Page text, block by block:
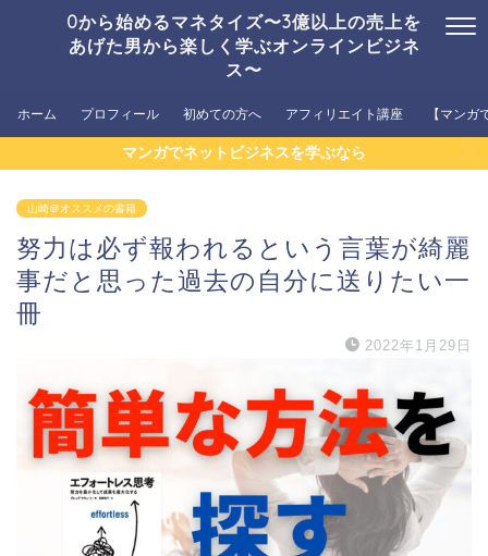
0から始めるマネタイズ〜3億以上の売上を
あげた男から楽しく学ぶオンラインビジネ
ス〜
ホーム プロフィール 初めての方へ アフィリエイト講座 【マン
マンガでネットビジネスを学ぶなら
山崎＠オススメの書籍
努力は必ず報われるという言葉が綺麗
事だと思った過去の自分に送りたい一
冊
2022年1月29日